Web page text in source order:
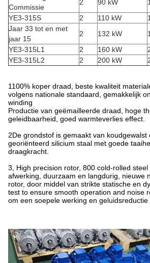
Commissie
2 90 kW
YE3-315S
2 110 kW
Jaar 33 tot en met
jaar 15
2 132 kW
YE3-315L1
2 160 kW
YE3-315L2
2 200 kW
1100% koper draad, beste kwaliteit
volgens nationale standaard, gemakkelijk
winding
Productie van geëmailleerde draad, hoge
geleidbaarheid, goed warmteverlies effect.
2De grondstof is gemaakt van koudgewalst
georiënteerd silicium staal met goede
draagkracht.
3, High precision rotor, 800 cold-rolled
afwerking, duurzaam en langdurig, nieuwe
rotor, door middel van strikte statische en
test to ensure smooth operation and noise
om een soepele werking en geluidsreductie